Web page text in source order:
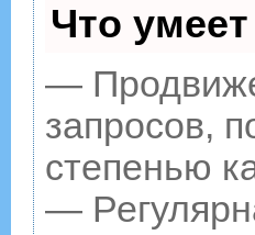
Что
—
запросов,
степенью
—